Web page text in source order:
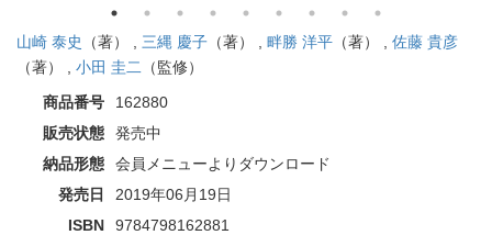
山崎 泰史 （著） , 三縄 慶子 （著） , 畔勝 洋平 （著） , 佐藤 貴彦
（著） , 小田 圭二
（監修）
商品番号
162880
販売状態
発売中
納品形態
会員メニューよりダウンロード
発売日
2019年06月19日
ISBN
9784798162881